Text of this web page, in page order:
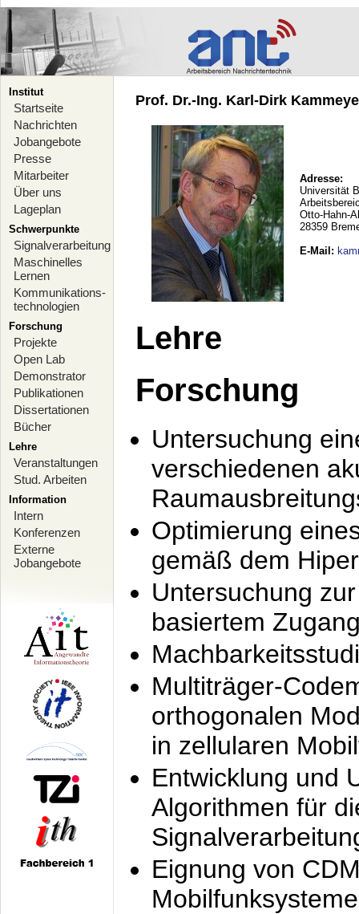
Institut
Startseite
Nachrichten
Jobangebote
Presse
Mitarbeiter
Über uns
Lageplan
Schwerpunkte
Signalverarbeitung
Maschinelles
Lernen
Kommunikations-
technologien
Forschung
Projekte
Open Lab
Demonstrator
Publikationen
Dissertationen
Bücher
Lehre
Veranstaltungen
Stud. Arbeiten
Information
Intern
Konferenzen
Externe
Jobangebote
Prof. Dr.-Ing. Karl-Dirk
Adresse:
Universität
Otto-Hahn-
28359
E-Mail :
Lehre
Forschung
Untersuchung
verschiedenen
Optimierung
gemäß dem
Untersuchung
basiertem
Multiträger-
orthogonalen
in zellularen
Entwicklung und
Algorithmen für
Eignung von
Mobilfunksysteme